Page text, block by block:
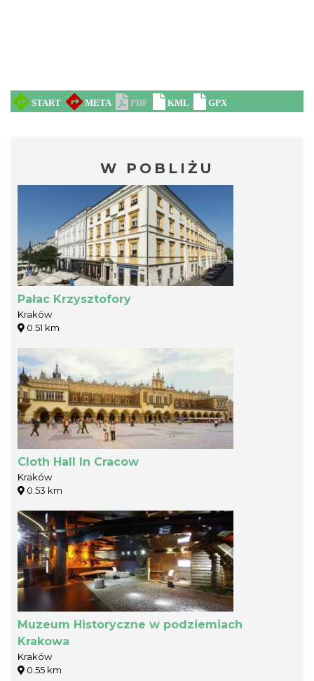
W POBLIŻU
Pałac Krzysztofory
Kraków
0.51 km
Cloth Hall In Cracow
Kraków
0.53 km
Muzeum Historyczne w podziemiach
Krakowa
Kraków
0.55 km